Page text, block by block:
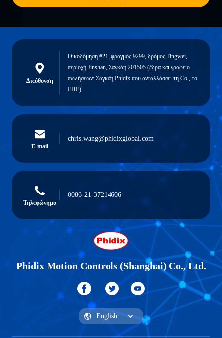
Διεύθυνση
Οικοδόμηση #21, φραγμός 9299, δρόμος Tingwei,
περιοχή Jinshan, Σαγκάη 201505 (έδρα και γραφείο
πωλήσεων: Σαγκάη Phidix που ανταλλάσσει τη Co., το
ΕΠΕ)
E-mail
chris.wang@phidixglobal.com
Τηλεφώνημα
0086-21-37214606
Phidix Motion Controls (Shanghai) Co., Ltd.